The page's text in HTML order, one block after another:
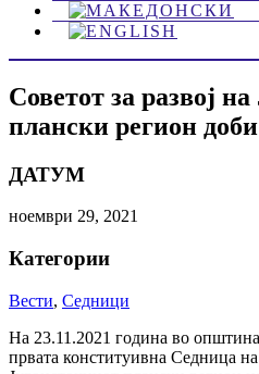
Советот за развој
плански регион
ДАТУМ
ноември 29, 2021
Категории
Вести, Седници
На 23.11.2021 година во
првата конституивна Седница на